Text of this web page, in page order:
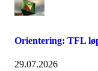
Orientering: TFL
29.07.2026